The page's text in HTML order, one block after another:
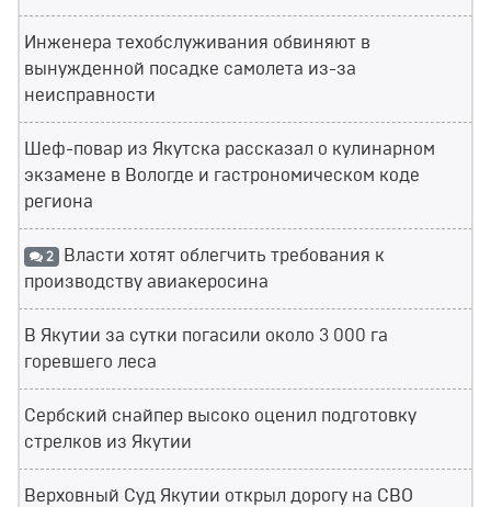
Инженера техобслуживания обвиняют в
вынужденной посадке самолета из-за
неисправности
Шеф-повар из Якутска рассказал о кулинарном
экзамене в Вологде и гастрономическом коде
региона
2 Власти хотят облегчить требования к
производству авиакеросина
В Якутии за сутки погасили около 3 000 га
горевшего леса
Сербский снайпер высоко оценил подготовку
стрелков из Якутии
Верховный Суд Якутии открыл дорогу на СВО